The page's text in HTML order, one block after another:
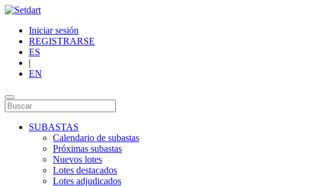
Iniciar sesión
REGISTRARSE
ES
|
EN
SUBASTAS
Calendario de subastas
Próximas subastas
Nuevos lotes
Lotes destacados
Lotes adjudicados